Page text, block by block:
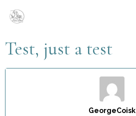
Test, just a test
GeorgeCoisk